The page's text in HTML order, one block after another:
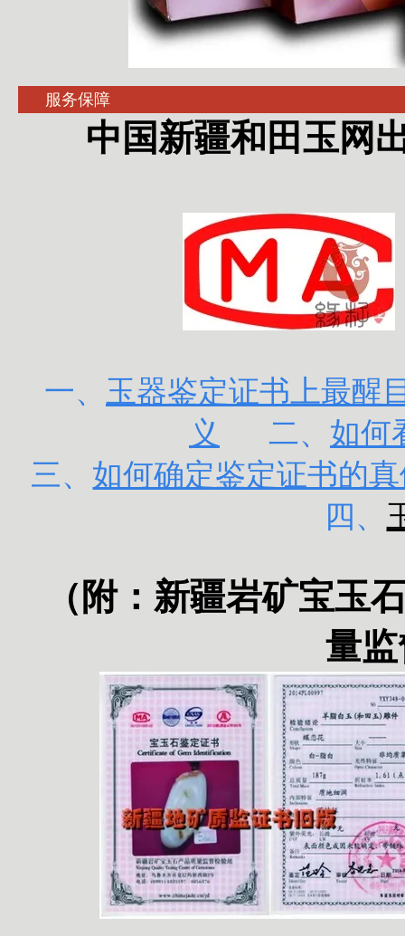
服务保障
中国新疆和田玉网
一、 玉器鉴定证书上最醒
义
二、 如何
三、 如何确定鉴定证书的
四、
（附： 新疆岩矿宝玉
量